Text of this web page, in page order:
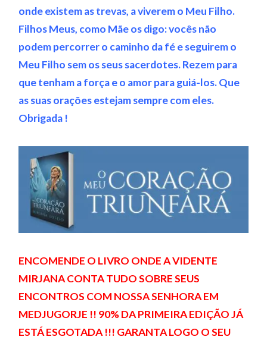
onde existem as trevas, a viverem o Meu Filho.
Filhos Meus, como Mãe os digo: vocês não
podem percorrer o caminho da fé e seguirem o
Meu Filho sem os seus sacerdotes. Rezem para
que tenham a força e o amor para guiá-los. Que
as suas orações estejam sempre com eles.
Obrigada !
ENCOMENDE O LIVRO ONDE A VIDENTE
MIRJANA CONTA TUDO SOBRE SEUS
ENCONTROS COM NOSSA SENHORA EM
MEDJUGORJE !! 90% DA PRIMEIRA EDIÇÃO JÁ
ESTÁ ESGOTADA !!! GARANTA LOGO O SEU